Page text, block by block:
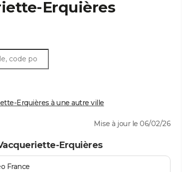
Erquières
Erquières à une autre ville
Mise à jour le 06/02/26
Erquières
France